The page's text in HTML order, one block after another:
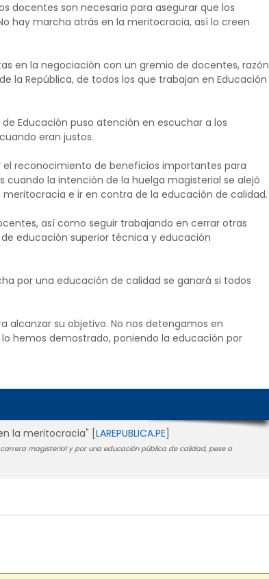
docentes son necesaria para asegurar que los
hay marcha atrás en la meritocracia, así lo creen
en la negociación con un gremio de docentes, razón
la República, de todos los que trabajan en Educación
Educación puso atención en escuchar a los
eran justos.
el reconocimiento de beneficios importantes para
la intención de la huelga magisterial se alejó
e ir en contra de la educación de calidad.
así como seguir trabajando en cerrar otras
educación superior técnica y educación
por una educación de calidad se ganará si todos
alcanzar su objetivo. No nos detengamos en
hemos demostrado, poniendo la educación por
la meritocracia" [ LAREPUBLICA.PE
magisterial y por una educación pública de calidad, pese a